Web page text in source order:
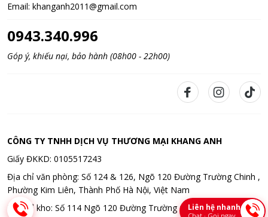
Email: khanganh2011@gmail.com
0943.340.996
Góp ý, khiếu nại, bảo hành (08h00 - 22h00)
CÔNG TY TNHH DỊCH VỤ THƯƠNG MẠI KHANG ANH
Giấy ĐKKD: 0105517243
Địa chỉ văn phòng: Số 124 & 126, Ngõ 120 Đường Trường Chinh ,
Phường Kim Liên, Thành Phố Hà Nội, Việt Nam
Địa chỉ kho: Số 114 Ngõ 120 Đường Trường Chinh , Phường Kim
Liên hệ nhanh
Chat · Gọi ngay